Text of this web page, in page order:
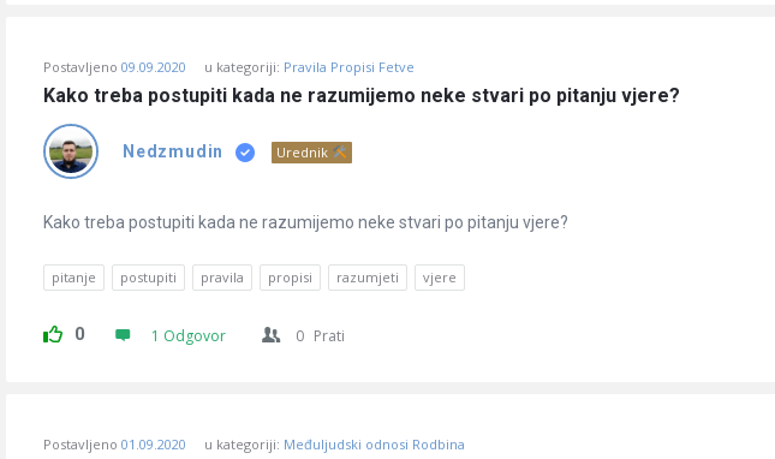
Postavljeno 09.09.2020 u kategoriji: Pravila Propisi Fetve
Kako treba postupiti kada ne razumijemo neke stvari po pitanju vjere?
Nedzmudin Urednik
Kako treba postupiti kada ne razumijemo neke stvari po pitanju vjere?
pitanje postupiti pravila propisi razumjeti vjere
0 1 Odgovor 0 Prati
Postavljeno 01.09.2020 u kategoriji: Međuljudski odnosi Rodbina